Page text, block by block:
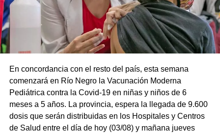
En concordancia con el resto del país, esta semana
comenzará en Río Negro la Vacunación Moderna
Pediátrica contra la Covid-19 en niñas y niños de 6
meses a 5 años. La provincia, espera la llegada de 9.600
dosis que serán distribuidas en los Hospitales y Centros
de Salud entre el día de hoy (03/08) y mañana jueves